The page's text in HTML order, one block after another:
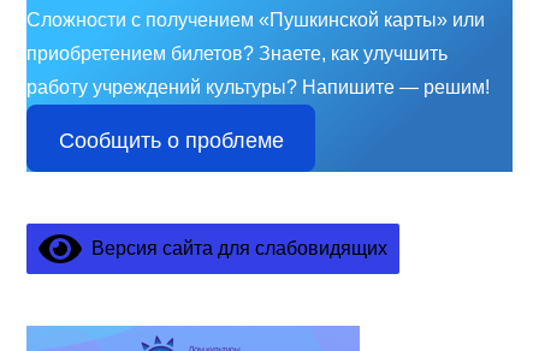
Сложности с получением «Пушкинской карты» или
приобретением билетов? Знаете, как улучшить
работу учреждений культуры? Напишите — решим!
Сообщить о проблеме
Версия сайта для слабовидящих